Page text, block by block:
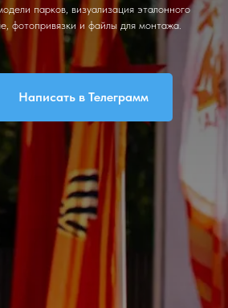
парков, визуализация эталонного
фотопривязки и файлы для монтажа.
Написать в Телеграмм